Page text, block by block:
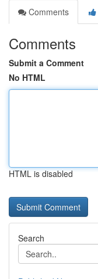
Comments
Comments
Submit a Comment
No HTML
HTML is disabled
Search